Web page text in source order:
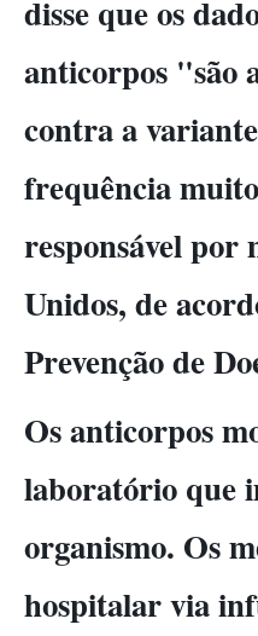
disse que os
anticorpos "são
contra a
frequência
responsável por
Unidos, de
Prevenção de
Os anticorpos
laboratório que
organismo. Os
hospitalar via